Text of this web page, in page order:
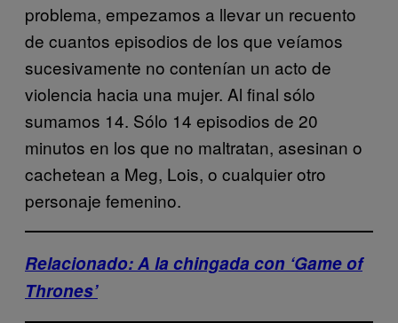
problema, empezamos a llevar un recuento
de cuantos episodios de los que veíamos
sucesivamente no contenían un acto de
violencia hacia una mujer. Al final sólo
sumamos 14. Sólo 14 episodios de 20
minutos en los que no maltratan, asesinan o
cachetean a Meg, Lois, o cualquier otro
personaje femenino.
Relacionado: A la chingada con ‘Game of
Thrones’